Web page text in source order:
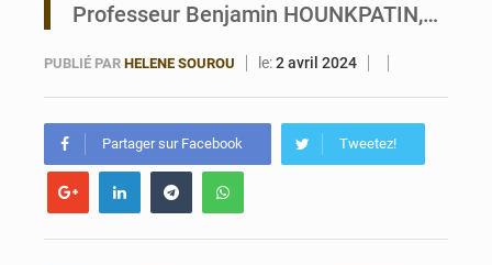
Professeur Benjamin HOUNKPATIN,…
PUBLIÉ PAR HELENE SOUROU le:2 avril 2024
Partager sur Facebook Tweetez!